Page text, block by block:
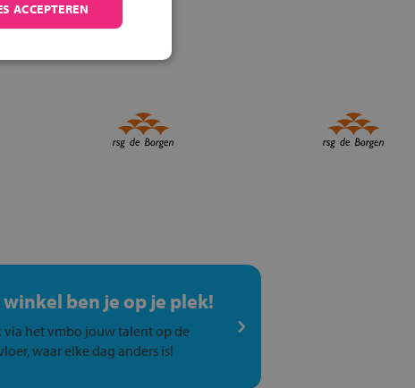
winkel ben je op je plek!
via het vmbo jouw talent op de
waar elke dag anders is!
ACCEPTEREN